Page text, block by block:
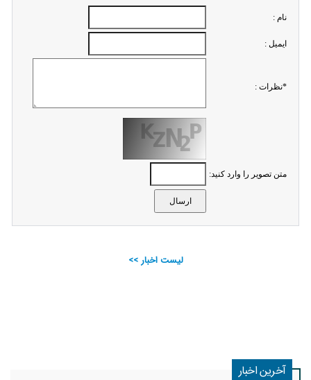
نام :
ايميل :
*نظرات :
متن تصویر را وارد کنید:
لیست اخبار >>
آخرین اخبار